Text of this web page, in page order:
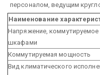
персоналом, ведущим
Наименование
Напряжение, коммутируемое
шкафами
Коммутируемая мощность
Вид климатического